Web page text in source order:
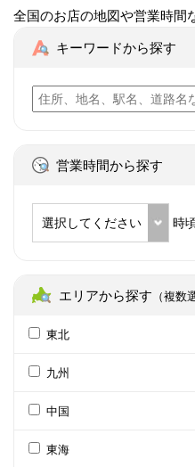
全国のお店の地図や営業時間
キーワードから探す
営業時間から探す
選択してください 時
エリアから探す （複数
東北
九州
中国
東海